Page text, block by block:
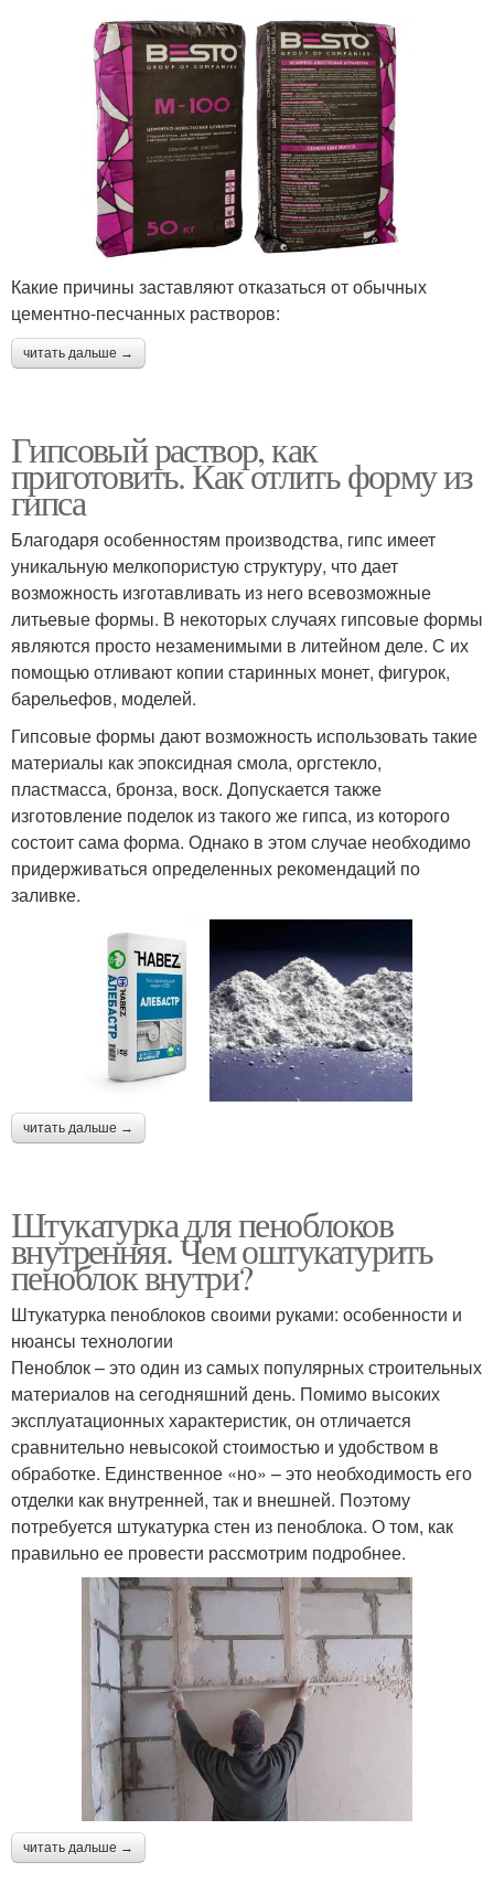
Какие причины заставляют отказаться от обычных
цементно-песчанных растворов:
читать дальше →
Гипсовый раствор, как
приготовить. Как отлить форму из
гипса
Благодаря особенностям производства, гипс имеет
уникальную мелкопористую структуру, что дает
возможность изготавливать из него всевозможные
литьевые формы. В некоторых случаях гипсовые формы
являются просто незаменимыми в литейном деле. С их
помощью отливают копии старинных монет, фигурок,
барельефов, моделей.
Гипсовые формы дают возможность использовать такие
материалы как эпоксидная смола, оргстекло,
пластмасса, бронза, воск. Допускается также
изготовление поделок из такого же гипса, из которого
состоит сама форма. Однако в этом случае необходимо
придерживаться определенных рекомендаций по
заливке.
читать дальше →
Штукатурка для пеноблоков
внутренняя. Чем оштукатурить
пеноблок внутри?
Штукатурка пеноблоков своими руками: особенности и
нюансы технологии
Пеноблок – это один из самых популярных строительных
материалов на сегодняшний день. Помимо высоких
эксплуатационных характеристик, он отличается
сравнительно невысокой стоимостью и удобством в
обработке. Единственное «но» – это необходимость его
отделки как внутренней, так и внешней. Поэтому
потребуется штукатурка стен из пеноблока. О том, как
правильно ее провести рассмотрим подробнее.
читать дальше →